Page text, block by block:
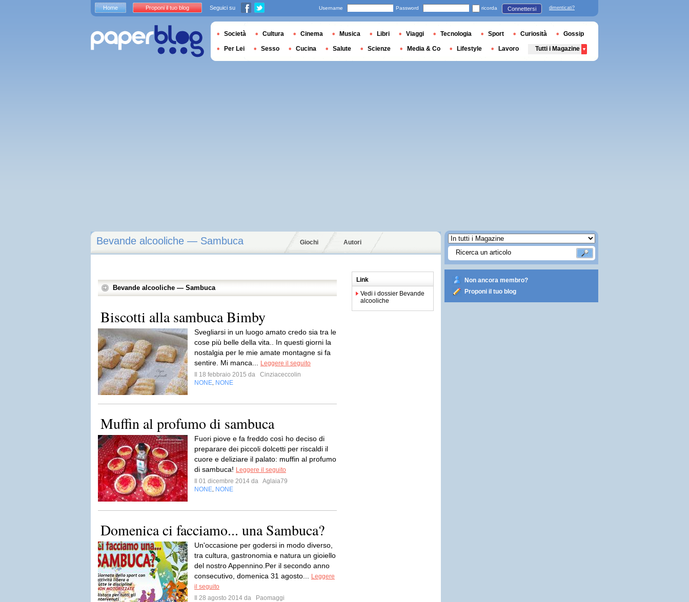
Bevande alcooliche — Sambuca Giochi Autori
Bevande alcooliche — Sambuca
Biscotti alla sambuca Bimby
Svegliarsi in un luogo amato credo sia tra le
cose più belle della vita.. In questi giorni la
nostalgia per le mie amate montagne si fa
sentire. Mi manca...
Leggere il seguito
Il 18 febbraio 2015 da
Cinziaceccolin
NONE NONE
Muffin al profumo di sambuca
Fuori piove e fa freddo così ho deciso di
preparare dei piccoli dolcetti per riscaldi il
cuore e deliziare il palato: muffin al profumo
di sambuca! Leggere il seguito
Il 01 dicembre 2014 da Aglaia79
NONE NONE
Domenica ci facciamo... una Sambuca?
Un'occasione per godersi in modo diverso,
tra cultura, gastronomia e natura un gioiello
del nostro Appennino.Per il secondo anno
consecutivo, domenica 31 agosto...
Leggere
il seguito
Il 28 agosto 2014 da
Paomaggi
Link
Vedi i dossier Bevande
alcooliche
Non ancora membro?
Proponi il tuo blog
Home Proponi il tuo blog Seguici su Username Password ricorda Connettersi dimenticati?
Società Cultura Cinema Musica Libri Viaggi Tecnologia Sport Curiosità Gossip
Per Lei Sesso Cucina Salute Scienze Media & Co Lifestyle Lavoro Tutti i Magazine